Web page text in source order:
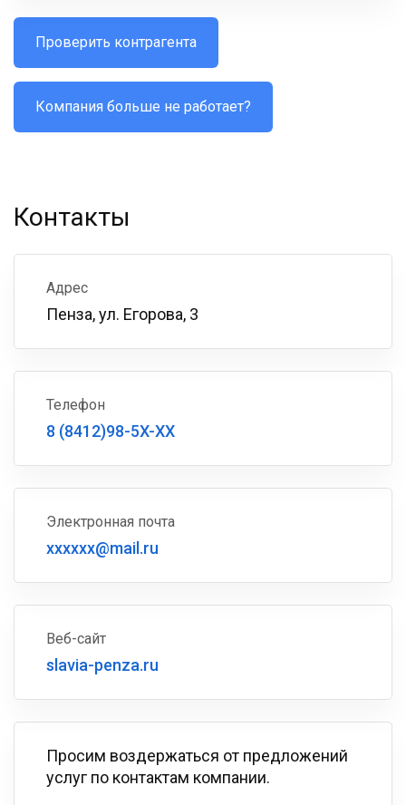
Проверить контрагента
Компания больше не работает?
Контакты
Адрес
Пенза, ул. Егорова, 3
Телефон
8 (8412)98-5X-XX
Электронная почта
xxxxxx@mail.ru
Веб-сайт
slavia-penza.ru
Просим воздержаться от предложений
услуг по контактам компании.